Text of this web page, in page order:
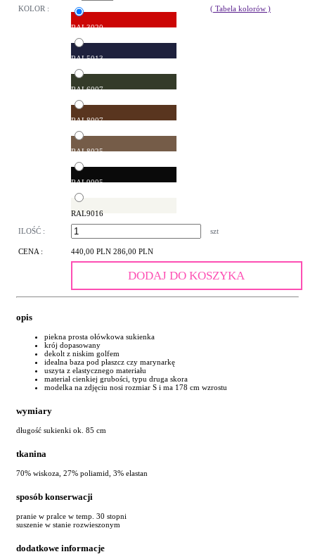
KOLOR :
RAL3020
RAL5013
RAL6007
RAL8007
RAL8025
RAL9005
RAL9016
( Tabela kolorów )
ILOŚĆ : szt
CENA : 440,00 PLN 286,00 PLN
DODAJ DO KOSZYKA
opis
piekna prosta ołówkowa sukienka
krój dopasowany
dekolt z niskim golfem
idealna baza pod płaszcz czy marynarkę
uszyta z elastycznego materiału
materiał cienkiej grubości, typu druga skora
modelka na zdjęciu nosi rozmiar S i ma 178 cm wzrostu
wymiary
długość sukienki ok. 85 cm
tkanina
70% wiskoza, 27% poliamid, 3% elastan
sposób konserwacji
pranie w pralce w temp. 30 stopni
suszenie w stanie rozwieszonym
dodatkowe informacje